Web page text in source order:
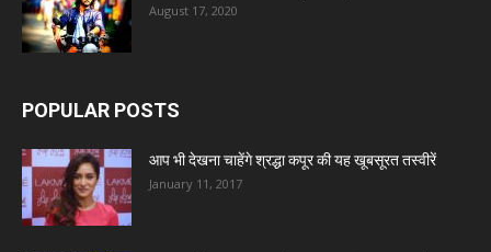
August 17, 2020
POPULAR POSTS
आप भी देखना चाहेंगे श्रद्धा कपूर की यह खूबसूरत तस्वीरें
January 11, 2017